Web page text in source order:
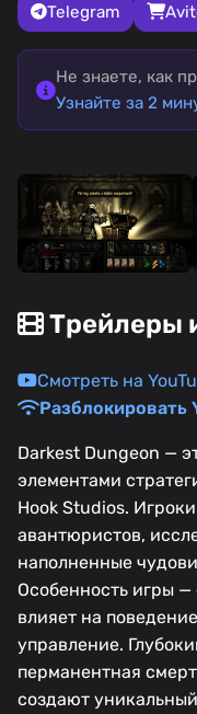
Telegram
Не знаете, как
Узнайте за 2
Трейлеры
Смотреть на
Разблокировать
Darkest Dungeon —
элементами
Hook Studios.
авантюристов,
наполненные
Особенность игры —
влияет на
управление.
перманентная
создают